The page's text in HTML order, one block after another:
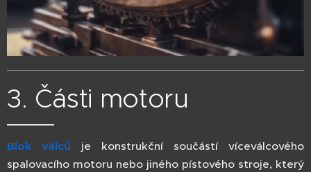
3. Části motoru
Blok válců je konstrukční součástí víceválcového
spalovacího motoru nebo jiného pístového stroje, který